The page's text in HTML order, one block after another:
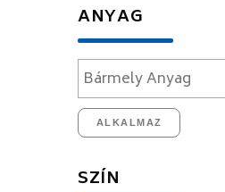
ANYAG
ALKALMAZ
SZÍN